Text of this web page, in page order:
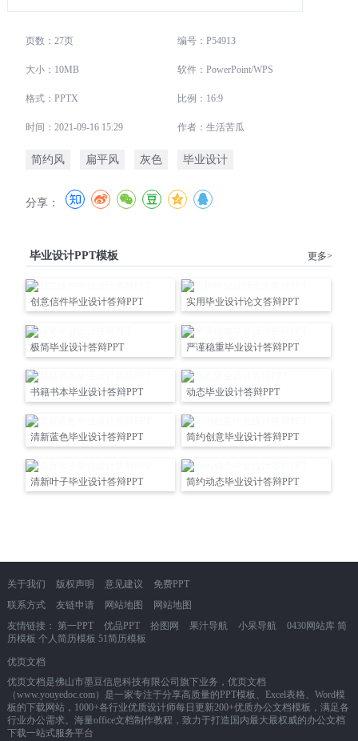
页数：27页 编号：P54913
大小：10MB 软件：PowerPoint/WPS
格式：PPTX 比例：16:9
时间：2021-09-16 15:29 作者：生活苦瓜
简约风 扁平风 灰色 毕业设计
分享：
毕业设计PPT模板 更多>
创意信件毕业设计答辩PPT 实用毕业设计论文答辩PPT
极简毕业设计答辩PPT 严谨稳重毕业设计答辩PPT
书籍书本毕业设计答辩PPT 动态毕业设计答辩PPT
清新蓝色毕业设计答辩PPT 简约创意毕业设计答辩PPT
清新叶子毕业设计答辩PPT 简约动态毕业设计答辩PPT
关于我们
联系方式
版权声明
友链申请
意见建议
网站地图
免费PPT
网站地图
友情链接： 第一PPT 优品PPT 拾图网 果汁导航 小呆导航 0430网站库 简
历模板 个人简历模板 51简历模板
优页文档
优页文档是佛山市墨豆信息科技有限公司旗下业务，优页文档
（www.youyedoc.com）是一家专注于分享高质量的PPT模板、Excel表格、Word模
板的下载网站，1000+各行业优质设计师每日更新200+优质办公文档模板，满足各
行业办公需求。海量office文档制作教程，致力于打造国内最大最权威的办公文档
下载一站式服务平台